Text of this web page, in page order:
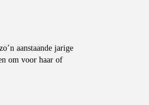
aanstaande jarige
om voor haar of